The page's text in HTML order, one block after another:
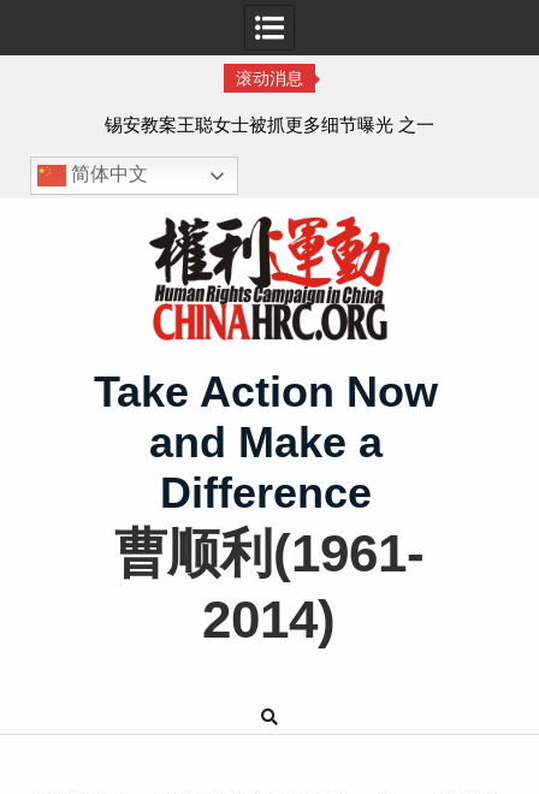
滚动消息
锡安教案王聪女士被抓更多细节曝光 之一
简体中文
Take Action Now
and Make a
Difference
曹顺利(1961-
2014)